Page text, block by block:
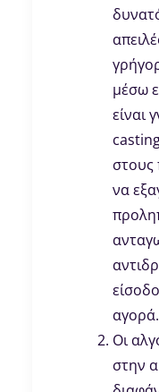
μέσω
είναι
στους
να
αγορά.
Οι
στην